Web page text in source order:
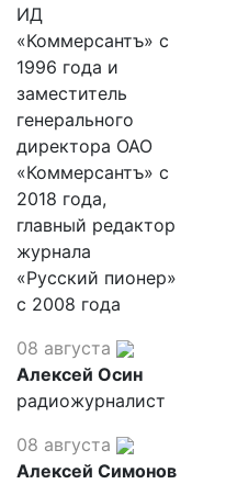
ИД
«Коммерсантъ» с
1996 года и
заместитель
генерального
директора ОАО
«Коммерсантъ» с
2018 года,
главный редактор
журнала
«Русский пионер»
с 2008 года
08 августа
Алексей Осин
радиожурналист
08 августа
Алексей Симонов